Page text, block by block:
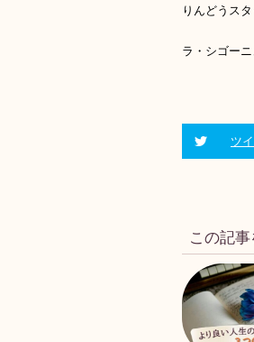
りんどうス
ラ・シゴー
ツ
この記